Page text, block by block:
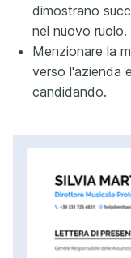
dimostrano
nel nuovo ruolo.
Menzionare la
verso l'azienda
candidando.